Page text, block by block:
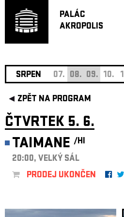
PALÁC
AKROPOLIS
SRPEN 07. 08. 09. 10.
ZPĚT NA PROGRAM
ČTVRTEK 5. 6.
TAIMANE /HI
20:00, VELKÝ SÁL
PRODEJ UKONČEN